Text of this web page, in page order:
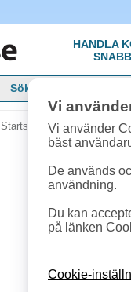
HANDLA
Startsida »Möbler, Lampor,
Vi
Vi använder
bäst
De används
användning.
Du kan
på länken
Cookie-